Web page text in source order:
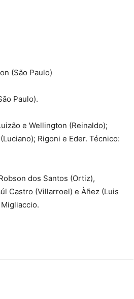
(São Paulo)
Paulo).
e Wellington (Reinaldo);
Rigoni e Eder. Técnico:
dos Santos (Ortiz),
Castro (Villarroel) e Àñez (Luis